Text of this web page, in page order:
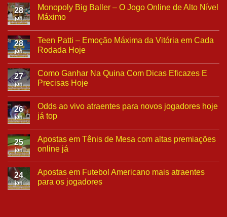
28
jan
Monopoly Big Baller – O Jogo Online de Alto Nível
Máximo
28
jan
Teen Patti – Emoção Máxima da Vitória em Cada
Rodada Hoje
27
jan
Como Ganhar Na Quina Com Dicas Eficazes E
Precisas Hoje
26
jan
Odds ao vivo atraentes para novos jogadores hoje
já top
25
jan
Apostas em Tênis de Mesa com altas premiações
online já
24
jan
Apostas em Futebol Americano mais atraentes
para os jogadores